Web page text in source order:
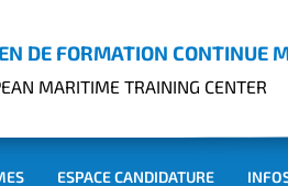
DE FORMATION CONTINUE
MARITIME TRAINING CENTER
ESPACE CANDIDATURE